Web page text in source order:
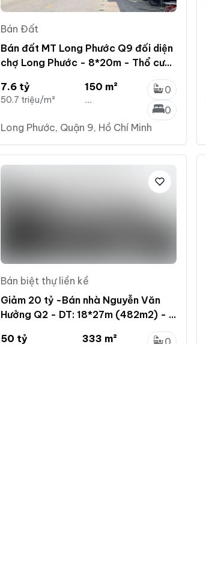
Bán Đất
Bán đất MT Long Phước Q9 đối diện
chợ Long Phước - 8*20m - Thổ cư
7.6 tỷ
50.7 triệu/m²
150 m²
...
0
0
Long Phước, Quận 9, Hồ Chí Minh
Bán biệt thự liền kề
Giảm 20 tỷ -Bán nhà Nguyễn Văn
Hưởng Q2 - DT: 18*27m (482m2) - 1
50 tỷ
333 m²
0